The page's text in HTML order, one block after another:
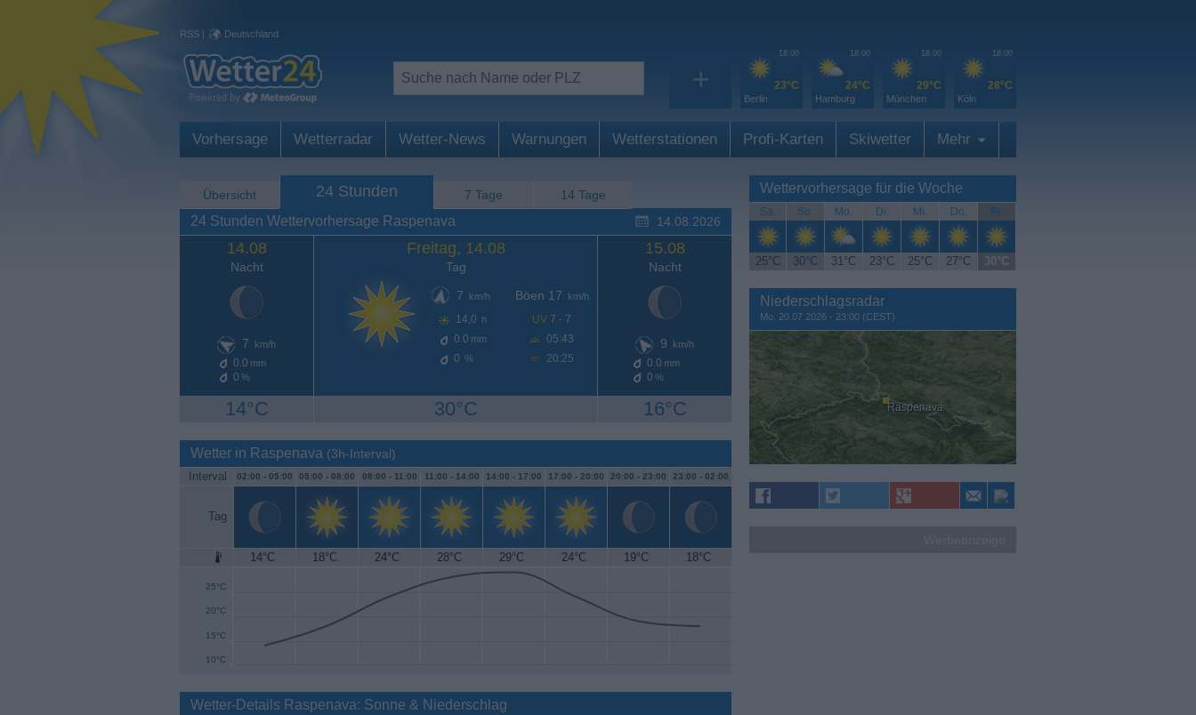
RSS | Deutschland
+
18:00
23°C
Berlin
18:00
24°C
Hamburg
18:00
29°C
München
18:00
28°C
Köln
Vorhersage Wetterradar Wetter-News Warnungen Wetterstationen Profi-Karten Skiwetter Mehr
Übersicht 24 Stunden 7 Tage 14 Tage
24 Stunden Wettervorhersage Raspenava 14.08.2026
14.08
Nacht
7 km/h
0.0 mm
0 %
14°C
Freitag, 14.08
Tag
7
km/h
14,0 h
0.0 mm
0 %
Böen 17 km/h
UV 7 - 7
05:43
20:25
30°C
15.08
Nacht
9 km/h
0.0 mm
0 %
16°C
Wetter in Raspenava (3h-Interval)
Interval 02:00 - 05:00 05:00 - 08:00 08:00 - 11:00 11:00 - 14:00 14:00 - 17:00 17:00 - 20:00 20:00 - 23:00 23:00 - 02:00
Tag
14°C 18°C 24°C 28°C 29°C 24°C 19°C 18°C
10°C
15°C
20°C
25°C
30°C
Wetter-Details Raspenava: Sonne & Niederschlag
Wettervorhersage für die Woche
Sa. So. Mo. Di. Mi. Do. Fr.
25°C 30°C 31°C 23°C 25°C 27°C 30°C
Niederschlagsradar
Mo. 20.07.2026 - 23:00 (CEST)
Raspenava